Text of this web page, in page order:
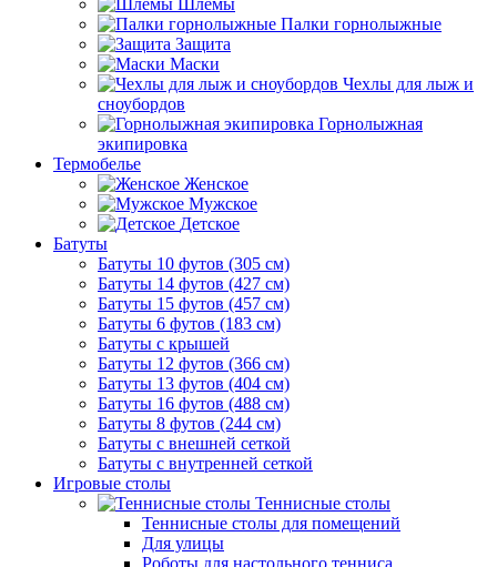
Шлемы
Палки горнолыжные
Защита
Маски
Чехлы для лыж и
сноубордов
Горнолыжная
экипировка
Термобелье
Женское
Мужское
Детское
Батуты
Батуты 10 футов (305 см)
Батуты 14 футов (427 см)
Батуты 15 футов (457 см)
Батуты 6 футов (183 см)
Батуты с крышей
Батуты 12 футов (366 см)
Батуты 13 футов (404 см)
Батуты 16 футов (488 см)
Батуты 8 футов (244 см)
Батуты с внешней сеткой
Батуты с внутренней сеткой
Игровые столы
Теннисные столы
Теннисные столы для помещений
Для улицы
Роботы для настольного тенниса